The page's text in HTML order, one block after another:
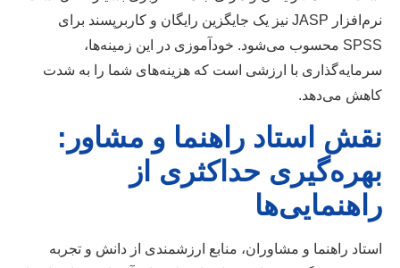
نرم‌افزار JASP نیز یک جایگزین رایگان و کاربرپسند برای
SPSS محسوب می‌شود. خودآموزی در این زمینه‌ها،
سرمایه‌گذاری با ارزشی است که هزینه‌های شما را به شدت
کاهش می‌دهد.
نقش استاد راهنما و مشاور:
بهره‌گیری حداکثری از
راهنمایی‌ها
استاد راهنما و مشاوران، منابع ارزشمندی از دانش و تجربه